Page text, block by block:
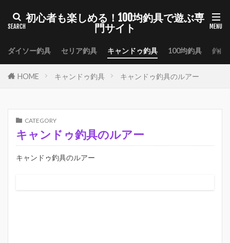
初心者も楽しめる！100均釣具で遊ぶ専
門サイト
ダイソー釣具 セリア釣具 キャンドゥ釣具 100均釣具 釣具
HOME キャンドゥ釣具 キャンドゥ釣具のルアー
CATEGORY
キャンドゥ釣具のルアー
キャンドゥ釣具のルアー